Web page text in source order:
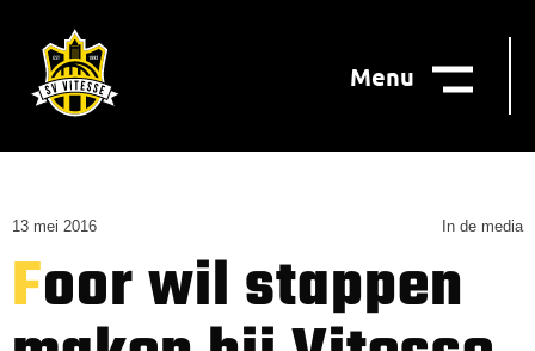
Menu
13 mei 2016 In de media
Foor wil stappen